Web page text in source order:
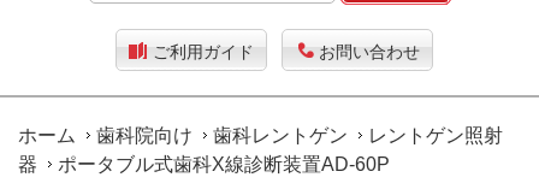
ご利用ガイド お問い合わせ
ホーム 歯科院向け 歯科レントゲン
レントゲン照射
器
ポータブル式歯科X線診断装置AD-60P